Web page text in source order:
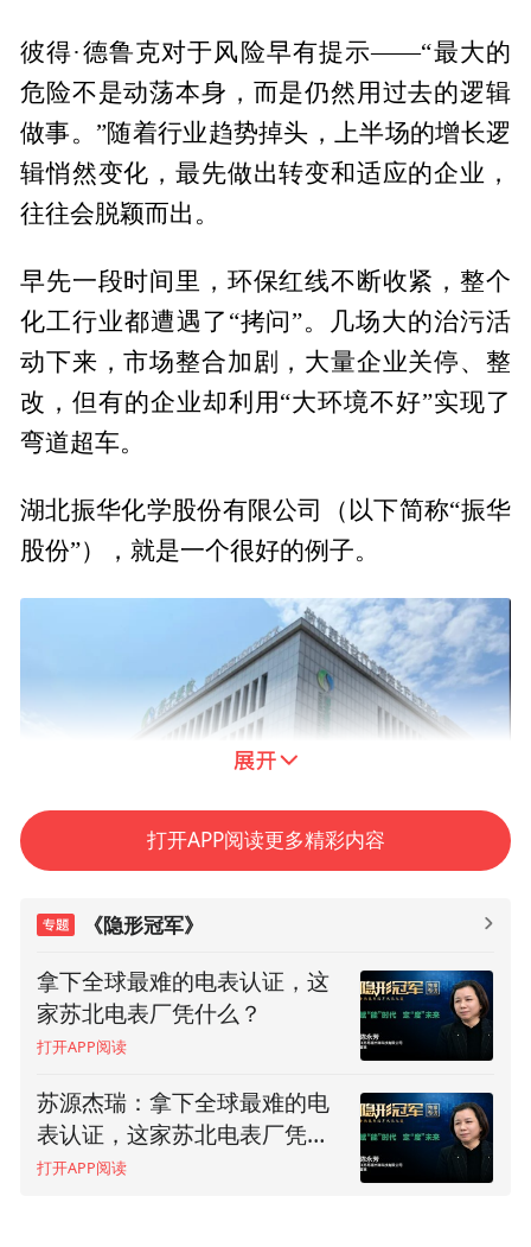
彼得·德鲁克对于风险早有提示——“最大的
危险不是动荡本身，而是仍然用过去的逻辑
做事。”随着行业趋势掉头，上半场的增长逻
辑悄然变化，最先做出转变和适应的企业，
往往会脱颖而出。
早先一段时间里，环保红线不断收紧，整个
化工行业都遭遇了“拷问”。几场大的治污活
动下来，市场整合加剧，大量企业关停、整
改，但有的企业却利用“大环境不好”实现了
弯道超车。
湖北振华化学股份有限公司（以下简称“振华
股份”），就是一个很好的例子。
打开APP阅读更多精彩内容
《隐形冠军》
拿下全球最难的电表认证，这
家苏北电表厂凭什么？
打开APP阅读
苏源杰瑞：拿下全球最难的电
表认证，这家苏北电表厂凭什
么？(上）
打开APP阅读